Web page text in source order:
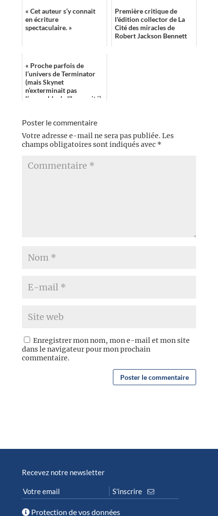
« Cet auteur s’y connait
en écriture
spectaculaire. »
Première critique de
l'édition collector de La
Cité des miracles de
Robert Jackson Bennett
« Proche parfois de
l’univers de Terminator
(mais Skynet
n’exterminait pas
l’ensemble de l’humanité),
Poster le commentaire
Votre adresse e-mail ne sera pas publiée. Les
champs obligatoires sont indiqués avec *
Enregistrer mon nom, mon e-mail et mon site
dans le navigateur pour mon prochain
commentaire.
Recevez notre newsletter
Protection de vos données